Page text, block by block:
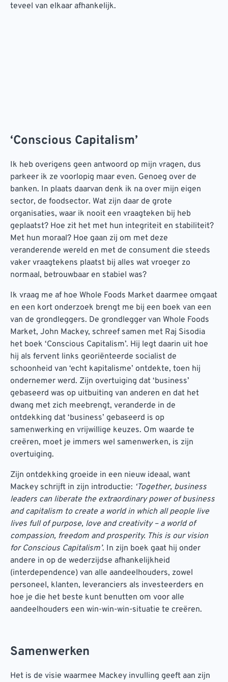
teveel van elkaar afhankelijk.
‘Conscious Capitalism’
Ik heb overigens geen antwoord op mijn vragen, dus
parkeer ik ze voorlopig maar even. Genoeg over de
banken. In plaats daarvan denk ik na over mijn eigen
sector, de foodsector. Wat zijn daar de grote
organisaties, waar ik nooit een vraagteken bij heb
geplaatst? Hoe zit het met hun integriteit en stabiliteit?
Met hun moraal? Hoe gaan zij om met deze
veranderende wereld en met de consument die steeds
vaker vraagtekens plaatst bij alles wat vroeger zo
normaal, betrouwbaar en stabiel was?
Ik vraag me af hoe Whole Foods Market daarmee omgaat
en een kort onderzoek brengt me bij een boek van een
van de grondleggers. De grondlegger van Whole Foods
Market, John Mackey, schreef samen met Raj Sisodia
het boek ‘Conscious Capitalism’. Hij legt daarin uit hoe
hij als fervent links georiënteerde socialist de
schoonheid van ‘echt kapitalisme’ ontdekte, toen hij
ondernemer werd. Zijn overtuiging dat ‘business’
gebaseerd was op uitbuiting van anderen en dat het
dwang met zich meebrengt, veranderde in de
ontdekking dat ‘business’ gebaseerd is op
samenwerking en vrijwillige keuzes. Om waarde te
creëren, moet je immers wel samenwerken, is zijn
overtuiging.
Zijn ontdekking groeide in een nieuw ideaal, want
Mackey schrijft in zijn introductie: ‘Together, business
leaders can liberate the extraordinary power of business
and capitalism to create a world in which all people live
lives full of purpose, love and creativity – a world of
compassion, freedom and prosperity. This is our vision
for Conscious Capitalism’. In zijn boek gaat hij onder
andere in op de wederzijdse afhankelijkheid
(interdependence) van alle aandeelhouders, zowel
personeel, klanten, leveranciers als investeerders en
hoe je die het beste kunt benutten om voor alle
aandeelhouders een win-win-win-situatie te creëren.
Samenwerken
Het is de visie waarmee Mackey invulling geeft aan zijn